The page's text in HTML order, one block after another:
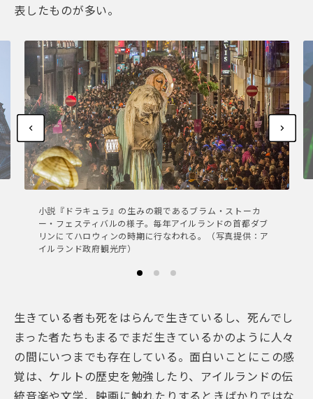
表したものが多い。
小説『ドラキュラ』の生みの親であるブラム・ストーカ
ー・フェスティバルの様子。毎年アイルランドの首都ダブ
リンにてハロウィンの時期に行なわれる。（写真提供：ア
イルランド政府観光庁）
生きている者も死をはらんで生きているし、死んでし
まった者たちもまるでまだ生きているかのように人々
の間にいつまでも存在している。面白いことにこの感
覚は、ケルトの歴史を勉強したり、アイルランドの伝